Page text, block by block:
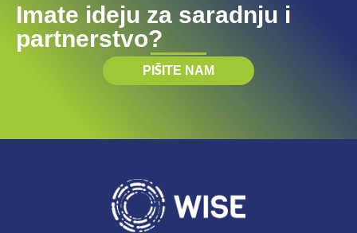
Imate ideju za saradnju i
partnerstvo?
PIŠITE NAM